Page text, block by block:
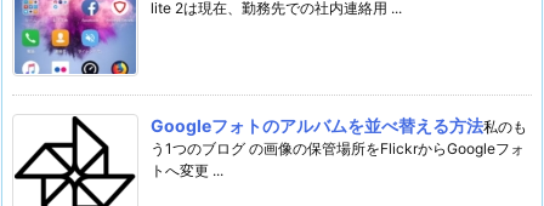
lite 2は現在、勤務先での社内連絡用 ...
Googleフォトのアルバムを並べ替える方法私のも
う1つのブログ の画像の保管場所をFlickrからGoogleフォ
トへ変更 ...